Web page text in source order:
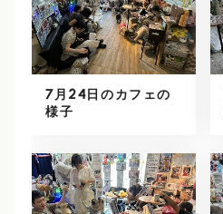
7月24日のカフェの
様子